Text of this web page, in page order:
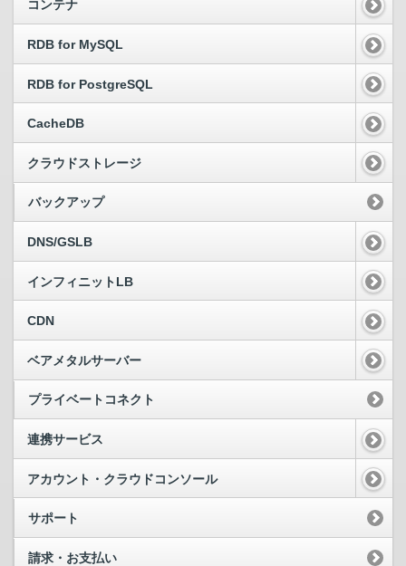
コンテナ
RDB for MySQL
RDB for PostgreSQL
CacheDB
クラウドストレージ
バックアップ
DNS/GSLB
インフィニットLB
CDN
ベアメタルサーバー
プライベートコネクト
連携サービス
アカウント・クラウドコンソール
サポート
請求・お支払い